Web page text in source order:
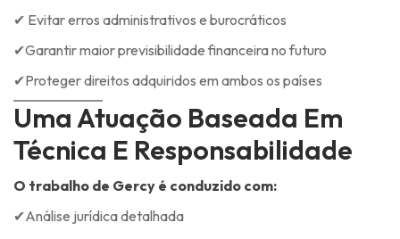
✔ Evitar erros administrativos e burocráticos
✔Garantir maior previsibilidade financeira no futuro
✔Proteger direitos adquiridos em ambos os países
Uma Atuação Baseada Em
Técnica E Responsabilidade
O trabalho de Gercy é conduzido com:
✔Análise jurídica detalhada